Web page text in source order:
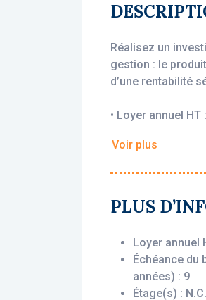
Réalisez un
gestion : le
d’une rentabilité
• Loyer annuel HT
• Gestionnaire :
sur vos revenus
(Appart’City),
Description du
Cet
Voir plus
PLUS
Loyer annuel
Échéance du
années) : 9
Étage(s) : N.C.